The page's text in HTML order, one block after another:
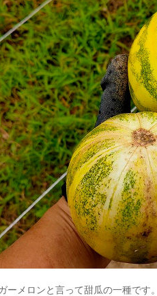
ーメロンと言って甜瓜の一種です。